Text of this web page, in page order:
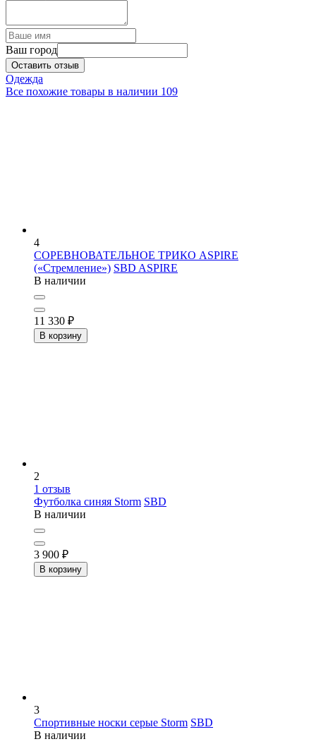
Ваш город
Оставить отзыв
Одежда
Все похожие товары в наличии 109
4
СОРЕВНОВАТЕЛЬНОЕ ТРИКО ASPIRE
(«Стремление») SBD ASPIRE
В наличии
11 330 ₽
В корзину
2
1 отзыв
Футболка синяя Storm SBD
В наличии
3 900 ₽
В корзину
3
Спортивные носки серые Storm SBD
В наличии